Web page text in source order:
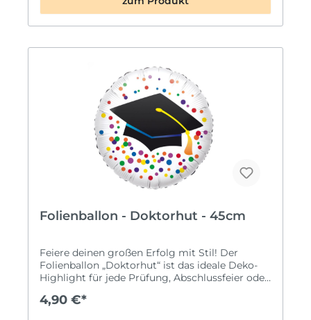
Abschlussfeier 🎉. Schwarzer Doktorhut-Ballon
mit Goldschrift Ca. 100 cm groß
Premiumqualität by GRABO Für Helium & Luft
Folienballon - Doktorhut - 45cm
Feiere deinen großen Erfolg mit Stil! Der
Folienballon „Doktorhut“ ist das ideale Deko-
Highlight für jede Prüfung, Abschlussfeier oder
einen großen schwarzen Doktorhut als Symbol
4,90 €*